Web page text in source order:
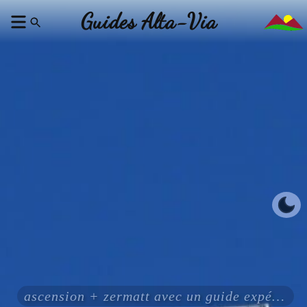
Guides Alta-Via
ascension + zermatt avec un guide expérimenté certifié ENSA UIAGM